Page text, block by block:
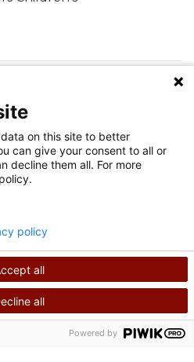
de confidentialité
International
RECHERCHER
on this site to better
can give your consent to all or
decline them all. For more
all
all
policy
Powered by